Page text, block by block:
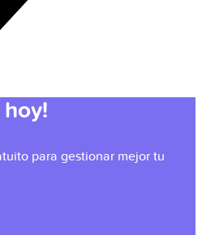
hoy!
para gestionar mejor tu